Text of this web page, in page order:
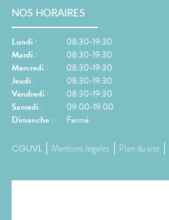
NOS HORAIRES
Lundi :
08:30-19:30
Mardi :
08:30-19:30
Mercredi :
08:30-19:30
Jeudi :
08:30-19:30
Vendredi :
08:30-19:30
Samedi :
09:00-19:00
Dimanche : Fermé
CGUVL Mentions légales Plan du site